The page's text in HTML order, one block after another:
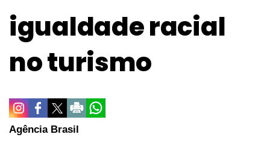
igualdade racial
no turismo
Agência Brasil